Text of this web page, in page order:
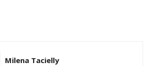
Milena Tacielly